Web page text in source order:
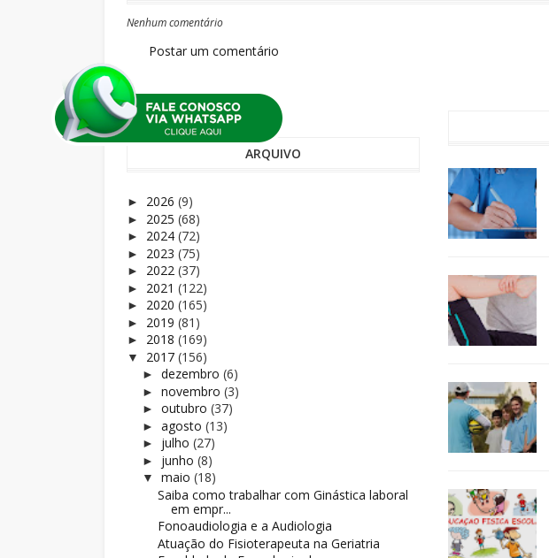
Nenhum comentário
Postar um comentário
ARQUIVO
► 2026 (9)
► 2025 (68)
► 2024 (72)
► 2023 (75)
► 2022 (37)
► 2021 (122)
► 2020 (165)
► 2019 (81)
► 2018 (169)
▼ 2017 (156)
► dezembro (6)
► novembro (3)
► outubro (37)
► agosto (13)
► julho (27)
► junho (8)
▼ maio (18)
Saiba como trabalhar com Ginástica laboral
em empr...
Fonoaudiologia e a Audiologia
Atuação do Fisioterapeuta na Geriatria